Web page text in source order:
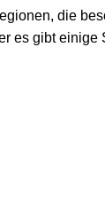
die
es gibt einige